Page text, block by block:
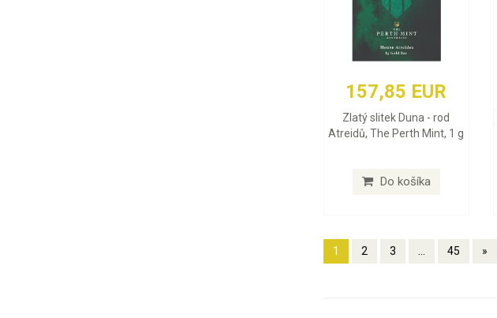
157,85 EUR
Zlatý slitek Duna - rod
Atreidů, The Perth Mint, 1 g
Do košíka
1 2 3 ... 45 »